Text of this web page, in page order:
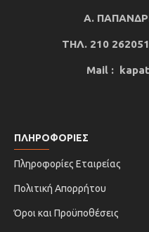
Α.
ΤΗΛ. 210
Mail :
ΠΛΗΡΟΦΟΡΙΕΣ
Πληροφορίες Εταιρείας
Πολιτική Απορρήτου
Όροι και Προϋποθέσεις